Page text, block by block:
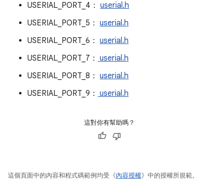
USERIAL_PORT_4： userial.h
USERIAL_PORT_5： userial.h
USERIAL_PORT_6： userial.h
USERIAL_PORT_7： userial.h
USERIAL_PORT_8： userial.h
USERIAL_PORT_9： userial.h
這對你有幫助嗎？
這個頁面中的內容和程式碼範例均受《內容授權》中的授權所規範。